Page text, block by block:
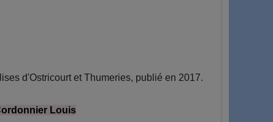
d'Ostricourt et Thumeries, publié en 2017.
Louis